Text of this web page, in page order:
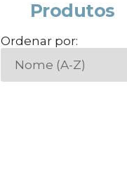
Produtos
Ordenar por: